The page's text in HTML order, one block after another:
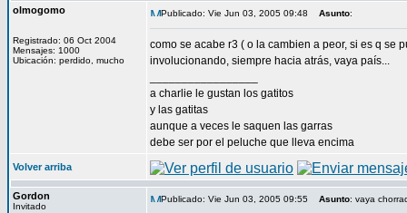
olmogomo
Registrado: 06 Oct 2004
Mensajes: 1000
Ubicación: perdido, mucho
Publicado: Vie Jun 03, 2005 09:48 Asunto:
como se acabe r3 ( o la cambien a peor, si es q se
involucionando, siempre hacia atrás, vaya país...
a charlie le gustan los gatitos
y las gatitas
aunque a veces le saquen las garras
debe ser por el peluche que lleva encima
Volver arriba
Gordon
Invitado
Publicado: Vie Jun 03, 2005 09:55 Asunto: vaya